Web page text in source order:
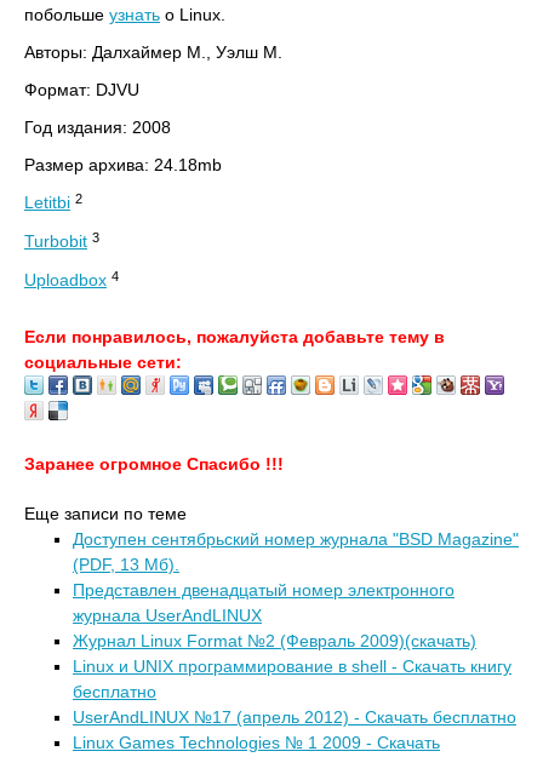
побольше узнать о Linux.
Авторы: Далхаймер М., Уэлш М.
Формат: DJVU
Год издания: 2008
Размер архива: 24.18mb
Letitbi 2
Turbobit 3
Uploadbox 4
Если понравилось, пожалуйста добавьте тему в
социальные сети:
Заранее огромное Спасибо !!!
Еще записи по теме
Доступен сентябрьский номер журнала "BSD Magazine"
(PDF, 13 Мб).
Представлен двенадцатый номер электронного
журнала UserAndLINUX
Журнал Linux Format №2 (Февраль 2009)(скачать)
Linux и UNIX программирование в shell - Скачать книгу
бесплатно
UserAndLINUX №17 (апрель 2012) - Скачать бесплатно
Linux Games Technologies № 1 2009 - Скачать